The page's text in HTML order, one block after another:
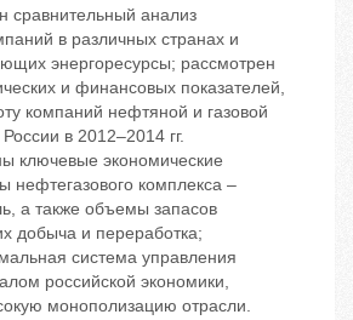
сравнительный анализ
в различных странах и
энергоресурсы; рассмотрен
и финансовых показателей,
компаний нефтяной и газовой
в 2012–2014 гг.
ключевые экономические
нефтегазового комплекса –
а также объемы запасов
добыча и переработка;
система управления
российской экономики,
монополизацию отрасли.